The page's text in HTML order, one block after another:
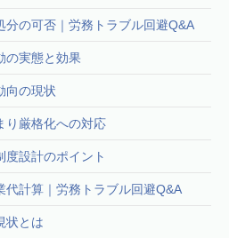
分の可否｜労務トラブル回避Q&A
の実態と効果
向の現状
り厳格化への対応
度設計のポイント
代計算｜労務トラブル回避Q&A
状とは